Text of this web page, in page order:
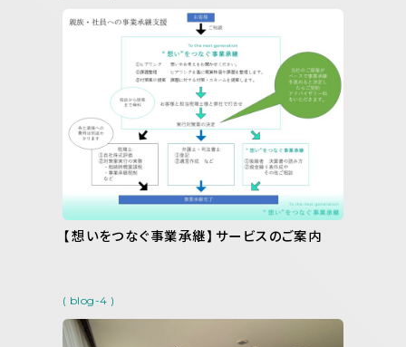
【想いをつなぐ事業承継】サービスのご案内
( blog-4 )